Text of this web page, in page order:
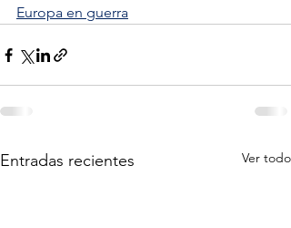
Europa en guerra
Entradas recientes Ver todo